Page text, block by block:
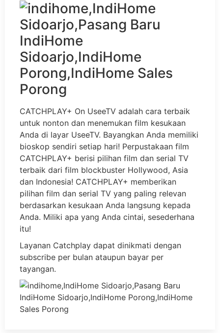
CATCHPLAY+ On UseeTV adalah cara terbaik
untuk nonton dan menemukan film kesukaan
Anda di layar UseeTV. Bayangkan Anda memiliki
bioskop sendiri setiap hari! Perpustakaan film
CATCHPLAY+ berisi pilihan film dan serial TV
terbaik dari film blockbuster Hollywood, Asia
dan Indonesia! CATCHPLAY+ memberikan
pilihan film dan serial TV yang paling relevan
berdasarkan kesukaan Anda langsung kepada
Anda. Miliki apa yang Anda cintai, sesederhana
itu!
Layanan Catchplay dapat dinikmati dengan
subscribe per bulan ataupun bayar per
tayangan.